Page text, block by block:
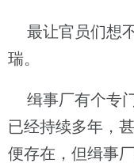
最让官员们想
瑞。
缉事厂有个专
已经持续多年，
便存在，但缉事